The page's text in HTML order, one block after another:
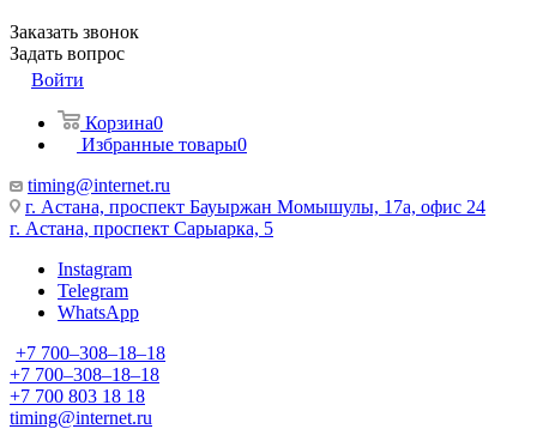
Заказать звонок
Задать вопрос
Войти
Корзина0
Избранные товары0
timing@internet.ru
г. Астана, проспект Бауыржан Момышулы, 17а, офис 24
г. Астана, проспект Сарыарка, 5
Instagram
Telegram
WhatsApp
+7 700‒308‒18‒18
+7 700‒308‒18‒18
+7 700 803 18 18
timing@internet.ru